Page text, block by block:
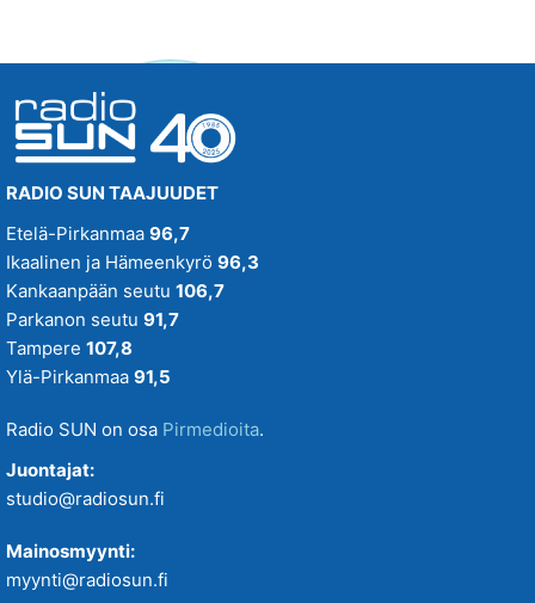
RADIO SUN TAAJUUDET
Etelä-Pirkanmaa 96,7
Ikaalinen ja Hämeenkyrö 96,3
Kankaanpään seutu 106,7
Parkanon seutu 91,7
Tampere 107,8
Ylä-Pirkanmaa 91,5
Radio SUN on osa Pirmedioita.
Juontajat:
studio@radiosun.fi
Mainosmyynti:
myynti@radiosun.fi